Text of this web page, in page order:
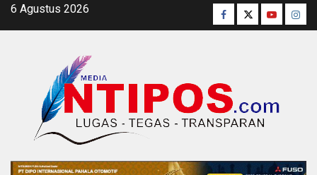
Skip6 Agustus 2026 Facebook
TwitterYoutube